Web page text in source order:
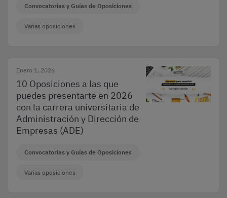
Convocatorias y Guías de Oposiciones
Varias oposiciones
Enero 1, 2026
10 Oposiciones a las que
puedes presentarte en 2026
con la carrera universitaria de
Administración y Dirección de
Empresas (ADE)
Convocatorias y Guías de Oposiciones
Varias oposiciones